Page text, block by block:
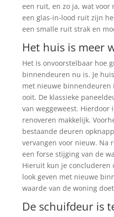
een ruit, en zo ja, wat
een glas-in-lood ruit zijn
een smalle ruit strak en
Het huis is meer
Het is onvoorstelbaar hoe
binnendeuren nu is. Je
met nieuwe binnendeuren
ooit. De klassieke
van weggeweest. Hierdoor
renoveren makkelijk.
bestaande deuren
vervangen voor nieuw. Na
een forse stijging van de
Hieruit kun je concluderen
look geven met nieuwe
waarde van de woning
De schuifdeur is